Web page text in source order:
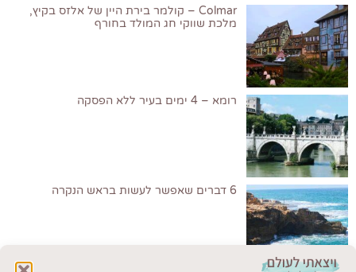
Colmar – קולמר בירת היין של אלזס בקיץ,
מלכת שווקי חג המולד בחורף
רומא – 4 ימים בעיר ללא הפסקה
6 דברים שאפשר לעשות בראש הנקרה